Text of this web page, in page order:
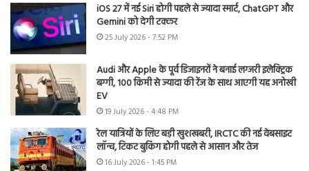
iOS 27 में नई Siri होगी पहले से ज्यादा स्मार्ट, ChatGPT और
Gemini को देगी टक्कर
25 July 2026 - 7:52 PM
Audi और Apple के पूर्व डिजाइनरों ने बनाई लग्जरी इलेक्ट्रिक
बग्गी, 100 किमी से ज्यादा की रेंज के साथ आएगी यह अनोखी
EV
19 July 2026 - 4:48 PM
रेल यात्रियों के लिए बड़ी खुशखबरी, IRCTC की नई वेबसाइट
लॉन्च, टिकट बुकिंग होगी पहले से आसान और तेज
16 July 2026 - 1:45 PM